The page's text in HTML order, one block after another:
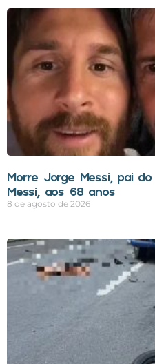
Morre Jorge Messi, pai
Messi, aos 68 anos
8 de agosto de 2026